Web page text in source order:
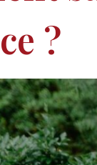
?